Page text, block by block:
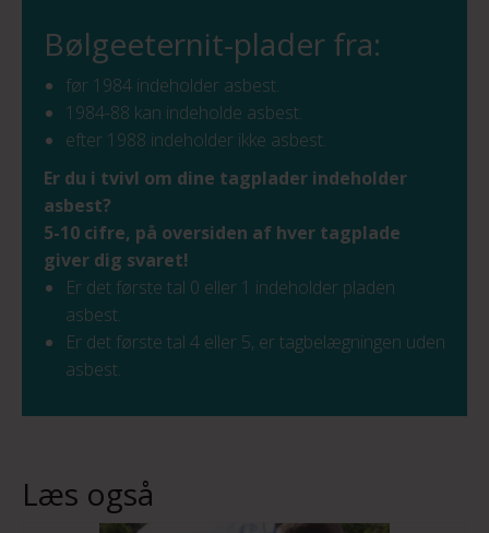
Bølgeeternit-plader fra:
før 1984 indeholder asbest.
1984-88 kan indeholde asbest.
efter 1988 indeholder ikke asbest.
Er du i tvivl om dine tagplader indeholder
asbest?
5-10 cifre, på oversiden af hver tagplade
giver dig svaret!
Er det første tal 0 eller 1 indeholder pladen
asbest.
Er det første tal 4 eller 5, er tagbelægningen uden
asbest.
Læs også